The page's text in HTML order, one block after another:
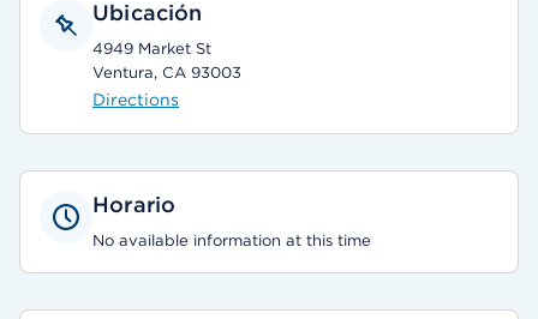
Ubicación
4949 Market St
Ventura, CA 93003
Directions
Horario
No available information at this time